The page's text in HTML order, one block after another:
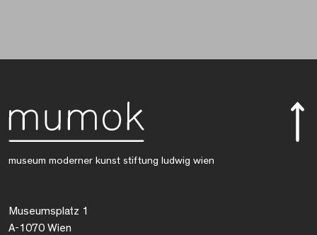
museum moderner kunst stiftung ludwig wien
Museumsplatz 1
A-1070 Wien